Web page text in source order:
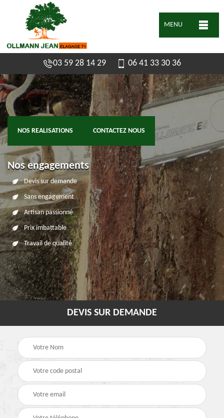
MENU
03 59 28 14 29 06 41 33 30 36
NOS REALISATIONS CONTACTEZ NOUS
Nos engagements
Devis sur demande
Sans engagement
Artisan passionné
Prix imbattable
Travail de qualité
DEVIS SUR DEMANDE